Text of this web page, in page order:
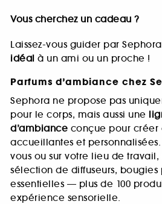
Vous cherchez un cadeau ?
Laissez-vous guider par
idéal à un ami ou un proche !
Parfums d’ambiance chez
Sephora ne propose pas
pour le corps, mais aussi une
d’ambiance conçue pour créer
accueillantes et
vous ou sur votre lieu de
sélection de diffuseurs, bougies
essentielles — plus de 100
expérience sensorielle.